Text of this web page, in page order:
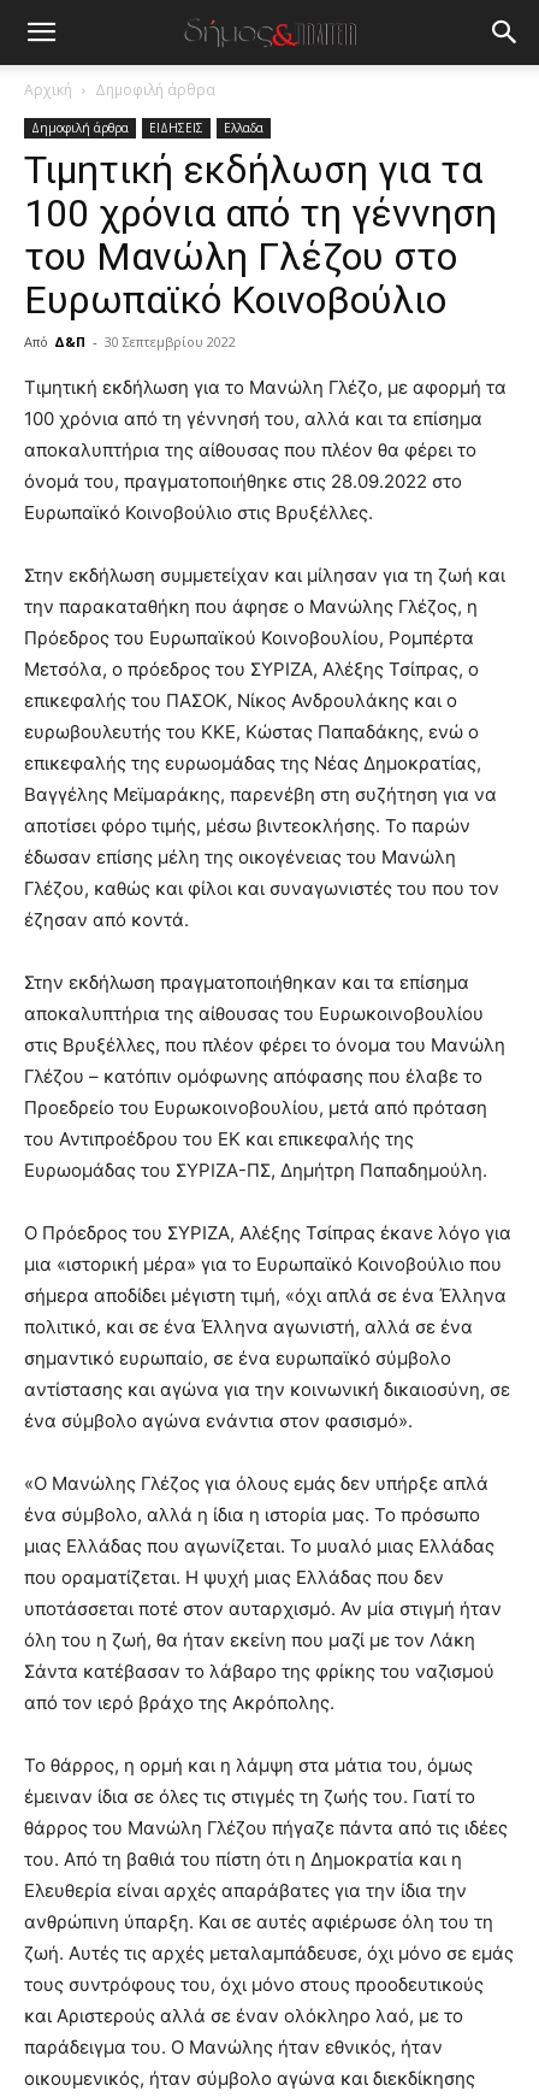
Αρχική Δημοφιλή άρθρα
Δημοφιλή άρθρα ΕΙΔΗΣΕΙΣ Ελλαδα
Τιμητική εκδήλωση για τα
100 χρόνια από τη γέννηση
του Μανώλη Γλέζου στο
Ευρωπαϊκό Κοινοβούλιο
Από Δ&Π - 30 Σεπτεμβρίου 2022
blonde
lesbians
hot
cam
show.desi
lyons
teaches
you
the
of
pain.
pornhun
hd
Τιμητική εκδήλωση για το Μανώλη Γλέζο, με αφορμή τα
100 χρόνια από τη γέννησή του, αλλά και τα επίσημα
αποκαλυπτήρια της αίθουσας που πλέον θα φέρει το
όνομά του, πραγματοποιήθηκε στις 28.09.2022 στο
Ευρωπαϊκό Κοινοβούλιο στις Βρυξέλλες.
Στην εκδήλωση συμμετείχαν και μίλησαν για τη ζωή και
την παρακαταθήκη που άφησε ο Μανώλης Γλέζος, η
Πρόεδρος του Ευρωπαϊκού Κοινοβουλίου, Ρομπέρτα
Μετσόλα, ο πρόεδρος του ΣΥΡΙΖΑ, Αλέξης Τσίπρας, ο
επικεφαλής του ΠΑΣΟΚ, Νίκος Ανδρουλάκης και ο
ευρωβουλευτής του ΚΚΕ, Κώστας Παπαδάκης, ενώ ο
επικεφαλής της ευρωομάδας της Νέας Δημοκρατίας,
Βαγγέλης Μεϊμαράκης, παρενέβη στη συζήτηση για να
αποτίσει φόρο τιμής, μέσω βιντεοκλήσης. Το παρών
έδωσαν επίσης μέλη της οικογένειας του Μανώλη
Γλέζου, καθώς και φίλοι και συναγωνιστές του που τον
έζησαν από κοντά.
Στην εκδήλωση πραγματοποιήθηκαν και τα επίσημα
αποκαλυπτήρια της αίθουσας του Ευρωκοινοβουλίου
στις Βρυξέλλες, που πλέον φέρει το όνομα του Μανώλη
Γλέζου – κατόπιν ομόφωνης απόφασης που έλαβε το
Προεδρείο του Ευρωκοινοβουλίου, μετά από πρόταση
του Αντιπροέδρου του ΕΚ και επικεφαλής της
Ευρωομάδας του ΣΥΡΙΖΑ-ΠΣ, Δημήτρη Παπαδημούλη.
Ο Πρόεδρος του ΣΥΡΙΖΑ, Αλέξης Τσίπρας έκανε λόγο για
μια «ιστορική μέρα» για το Ευρωπαϊκό Κοινοβούλιο που
σήμερα αποδίδει μέγιστη τιμή, «όχι απλά σε ένα Έλληνα
πολιτικό, και σε ένα Έλληνα αγωνιστή, αλλά σε ένα
σημαντικό ευρωπαίο, σε ένα ευρωπαϊκό σύμβολο
αντίστασης και αγώνα για την κοινωνική δικαιοσύνη, σε
ένα σύμβολο αγώνα ενάντια στον φασισμό».
«Ο Μανώλης Γλέζος για όλους εμάς δεν υπήρξε απλά
ένα σύμβολο, αλλά η ίδια η ιστορία μας. Το πρόσωπο
μιας Ελλάδας που αγωνίζεται. Το μυαλό μιας Ελλάδας
που οραματίζεται. Η ψυχή μιας Ελλάδας που δεν
υποτάσσεται ποτέ στον αυταρχισμό. Αν μία στιγμή ήταν
όλη του η ζωή, θα ήταν εκείνη που μαζί με τον Λάκη
Σάντα κατέβασαν το λάβαρο της φρίκης του ναζισμού
από τον ιερό βράχο της Ακρόπολης.
Το θάρρος, η ορμή και η λάμψη στα μάτια του, όμως
έμειναν ίδια σε όλες τις στιγμές τη ζωής του. Γιατί το
θάρρος του Μανώλη Γλέζου πήγαζε πάντα από τις ιδέες
του. Από τη βαθιά του πίστη ότι η Δημοκρατία και η
Ελευθερία είναι αρχές απαράβατες για την ίδια την
ανθρώπινη ύπαρξη. Και σε αυτές αφιέρωσε όλη του τη
ζωή. Αυτές τις αρχές μεταλαμπάδευσε, όχι μόνο σε εμάς
τους συντρόφους του, όχι μόνο στους προοδευτικούς
και Αριστερούς αλλά σε έναν ολόκληρο λαό, με το
παράδειγμα του. Ο Μανώλης ήταν εθνικός, ήταν
οικουμενικός, ήταν σύμβολο αγώνα και διεκδίκησης